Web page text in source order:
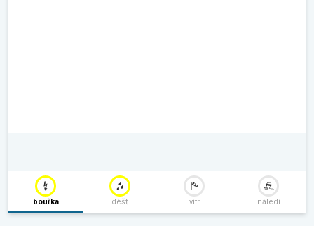
bouřka déšť vítr náledí